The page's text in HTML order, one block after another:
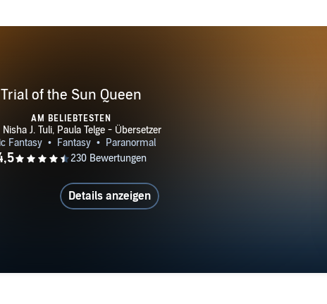
Trial of the Sun Queen
AM BELIEBTESTEN
Details anzeigen